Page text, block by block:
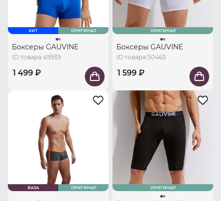
ХИТ ОРИГИНАЛ
Боксеры GAUVINE
ID товара 49939
1 499 ₽
ОРИГИНАЛ
Боксеры GAUVINE
ID товара 50463
1 599 ₽
БАЗА ОРИГИНАЛ ОРИГИНАЛ